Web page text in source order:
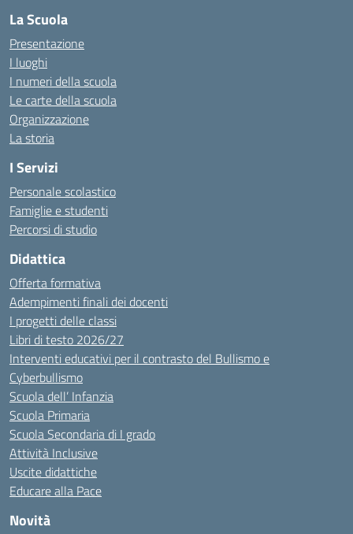
La Scuola
Presentazione
I luoghi
I numeri della scuola
Le carte della scuola
Organizzazione
La storia
I Servizi
Personale scolastico
Famiglie e studenti
Percorsi di studio
Didattica
Offerta formativa
Adempimenti finali dei docenti
I progetti delle classi
Libri di testo 2026/27
Interventi educativi per il contrasto del Bullismo e
Cyberbullismo
Scuola dell’ Infanzia
Scuola Primaria
Scuola Secondaria di I grado
Attività Inclusive
Uscite didattiche
Educare alla Pace
Novità